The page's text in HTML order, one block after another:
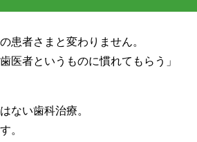
患者さまと変わりません。
医者というものに慣れてもらう」
ない歯科治療。
。